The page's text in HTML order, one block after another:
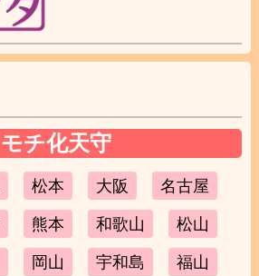
モチ化天守
松本 大阪 名古屋
熊本 和歌山 松山
岡山 宇和島 福山